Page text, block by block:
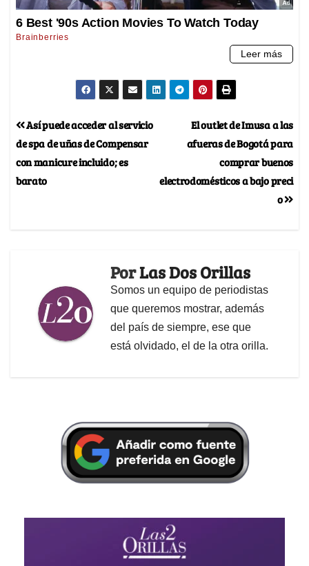
El outlet de Imusa a las
afueras de Bogotá para
comprar buenos
electrodomésticos a bajo preci
o
Así puede acceder al servicio
de spa de uñas de Compensar
con manicure incluido; es
barato
PorLas Dos Orillas
Somos un equipo de periodistas
que queremos mostrar, además
del país de siempre, ese que
está olvidado, el de la otra orilla.